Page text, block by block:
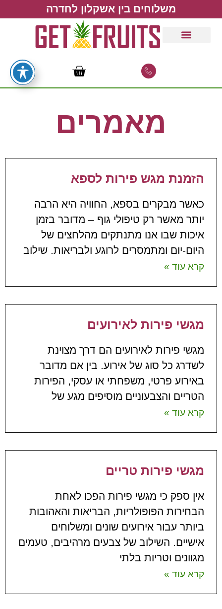
משלוחים בין אשקלון לחדרה
מאמרים
הזמנת מגש פירות לספא
כאשר מבקרים בספא, החוויה היא הרבה
יותר מאשר רק טיפולי גוף – מדובר בזמן
איכות שבו אנו מתנתקים מהלחצים של
היום-יום ומתמסרים לרוגע ולבריאות. שילוב
קרא עוד »
מגשי פירות לאירועים
מגשי פירות לאירועים הם דרך מצוינת
לשדרג כל סוג של אירוע. בין אם מדובר
באירוע פרטי, משפחתי או עסקי, הפירות
הטריים והצבעוניים מוסיפים מגע של
קרא עוד »
מגשי פירות טריים
אין ספק כי מגשי פירות הפכו לאחת
הבחירות הפופולריות, הבריאות והאהובות
ביותר עבור אירועים שונים ומשלוחים
אישיים. השילוב של צבעים מרהיבים, טעמים
מגוונים וטריות בלתי
קרא עוד »